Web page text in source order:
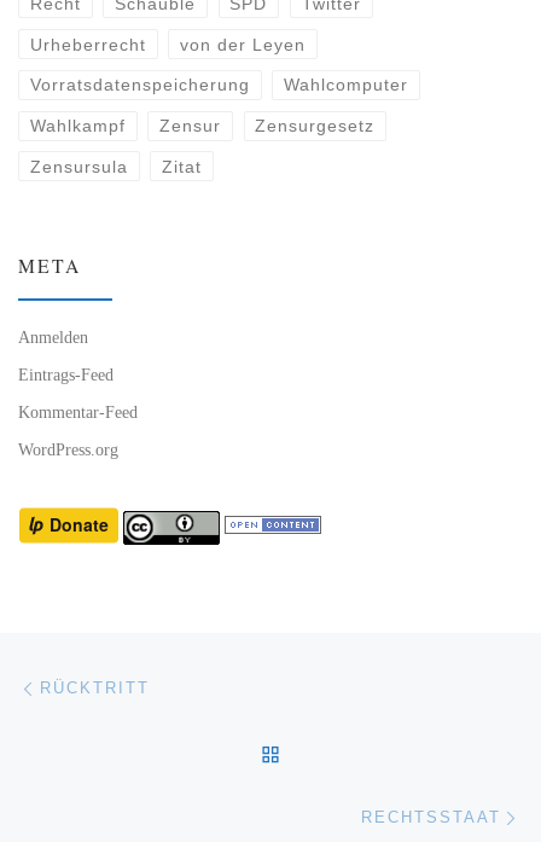
Urheberrecht von der Leyen
Vorratsdatenspeicherung Wahlcomputer
Wahlkampf Zensur Zensurgesetz
Zensursula Zitat
META
Anmelden
Eintrags-Feed
Kommentar-Feed
WordPress.org
Beitragsnavigation
RÜCKTRITT
RECHTSSTAAT